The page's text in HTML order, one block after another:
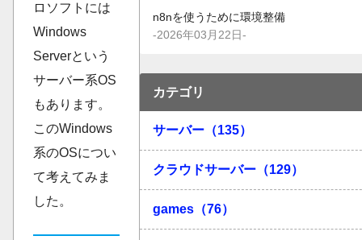
ロソフトには
Windows
Serverという
サーバー系OS
もあります。
このWindows
系のOSについ
て考えてみま
した。
n8nを使うために環境整備
-2026年03月22日-
カテゴリ
サーバー（135）
クラウドサーバー（129）
games（76）